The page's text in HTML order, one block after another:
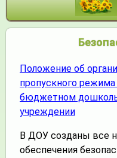
Положение об
пропускного
бюджетном
учреждении
В ДОУ созданы все
обеспечения